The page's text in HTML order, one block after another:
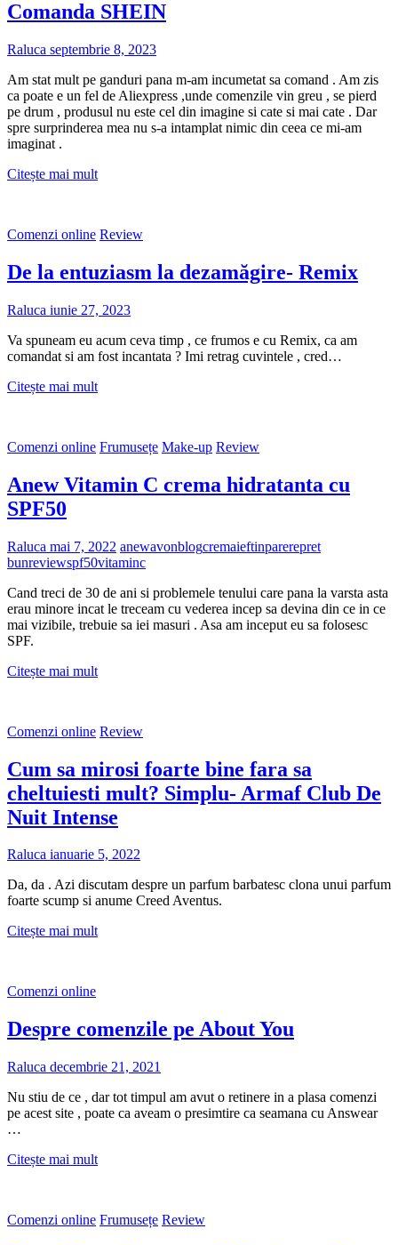
Comanda SHEIN
Raluca septembrie 8, 2023
Am stat mult pe ganduri pana m-am incumetat sa comand . Am zis
ca poate e un fel de Aliexpress ,unde comenzile vin greu , se pierd
pe drum , produsul nu este cel din imagine si cate si mai cate . Dar
spre surprinderea mea nu s-a intamplat nimic din ceea ce mi-am
imaginat .
Citește mai multComanda
Comenzi online Review
De la entuziasm la dezamăgire- Remix
Raluca iunie 27, 2023
Va spuneam eu acum ceva timp , ce frumos e cu Remix, ca am
comandat si am fost incantata ? Imi retrag cuvintele , cred…
Citește mai multDe
dezamăgire-
Comenzi online Frumusețe Make-up Review
Anew Vitamin C crema hidratanta cu
SPF50
Raluca mai 7, 2022 anewavonblogcremaieftinparerepret
bunreviewspf50vitaminc
Cand treci de 30 de ani si problemele tenului care pana la varsta asta
erau minore incat le treceam cu vederea incep sa devina din ce in ce
mai vizibile, trebuie sa iei masuri . Asa am inceput eu sa folosesc
SPF.
Citește mai multAnew
hidratanta
SPF50
Comenzi online Review
Cum sa mirosi foarte bine fara sa
cheltuiesti mult? Simplu- Armaf Club De
Nuit Intense
Raluca ianuarie 5, 2022
Da, da . Azi discutam despre un parfum barbatesc clona unui parfum
foarte scump si anume Creed Aventus.
Citește mai multCum
sa
cheltuiesti
mult?
Simplu-
Armaf
Club
De
Intense
Comenzi online
Despre comenzile pe About You
Raluca decembrie 21, 2021
Nu stiu de ce , dar tot timpul am avut o retinere in a plasa comenzi
pe acest site , poate ca aveam o presimtire ca seamana cu Answear
…
Citește mai multDespre
You
Comenzi online Frumusețe Review